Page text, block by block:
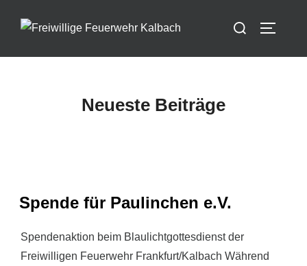
Inhalt
Suchen
Neueste Beiträge
Spende für Paulinchen e.V.
Spendenaktion beim Blaulichtgottesdienst der
Freiwilligen Feuerwehr Frankfurt/Kalbach Während